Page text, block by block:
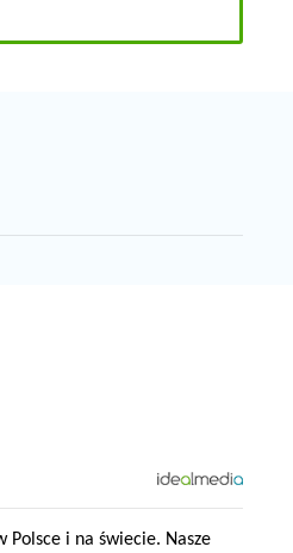
Polsce i na świecie. Nasze